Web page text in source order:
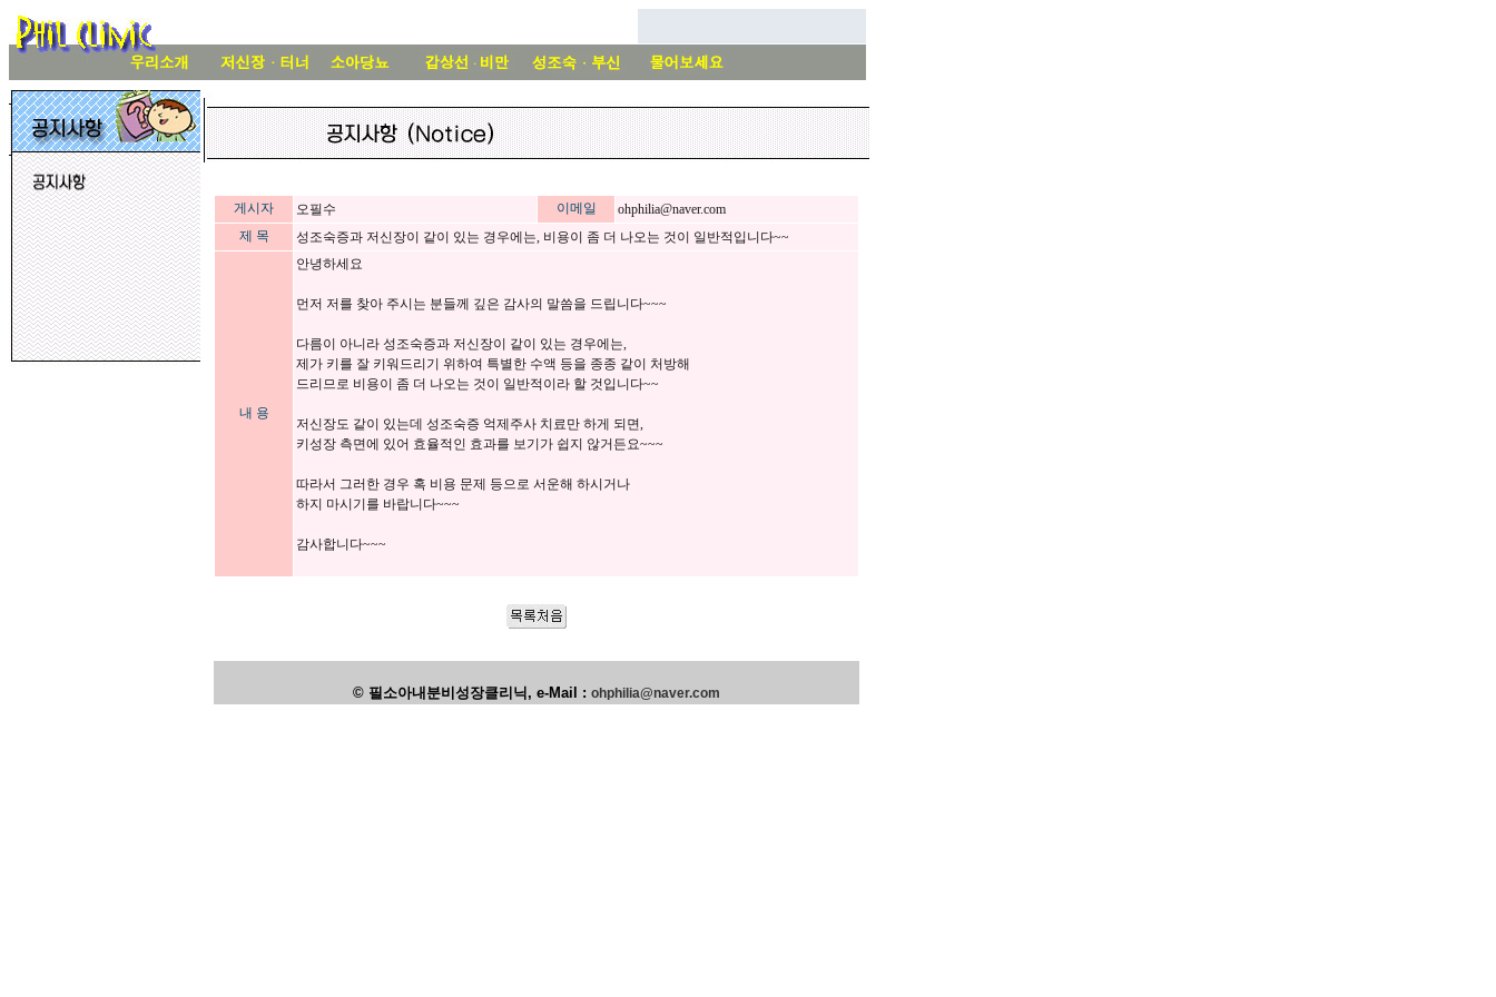
게시자 오필수 이메일
ohphilia@naver.com
제 목
성조숙증과 저신장이 같이 있는 경우에는, 비용이 좀 더 나오는 것이 일반적입니다~~
내 용
안녕하세요
먼저 저를 찾아 주시는 분들께 깊은 감사의 말씀을 드립니다~~~
다름이 아니라 성조숙증과 저신장이 같이 있는 경우에는,
제가 키를 잘 키워드리기 위하여 특별한 수액 등을 종종 같이 처방해
드리므로 비용이 좀 더 나오는 것이 일반적이라 할 것입니다~~
저신장도 같이 있는데 성조숙증 억제주사 치료만 하게 되면,
키성장 측면에 있어 효율적인 효과를 보기가 쉽지 않거든요~~~
따라서 그러한 경우 혹 비용 문제 등으로 서운해 하시거나
하지 마시기를 바랍니다~~~
감사합니다~~~
© 필소아내분비성장클리닉, e-Mail : ohphilia@naver.com